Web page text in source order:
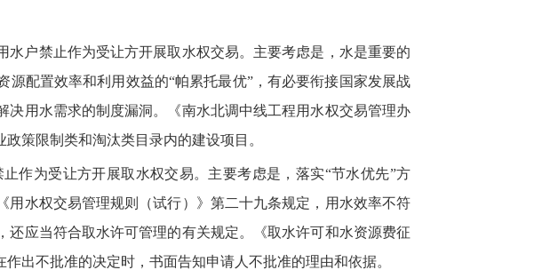
户禁止作为受让方开展取水权交易。主要考虑是，水是重要的
配置效率和利用效益的“帕累托最优”，有必要衔接国家发展战
用水需求的制度漏洞。《南水北调中线工程用水权交易管理办
策限制类和淘汰类目录内的建设项目。
作为受让方开展取水权交易。主要考虑是，落实“节水优先”方
水权交易管理规则（试行）》第二十九条规定，用水效率不符
应当符合取水许可管理的有关规定。《取水许可和水资源费征
出不批准的决定时，书面告知申请人不批准的理由和依据。